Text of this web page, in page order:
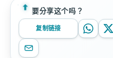
要分享这个吗？
复制链接